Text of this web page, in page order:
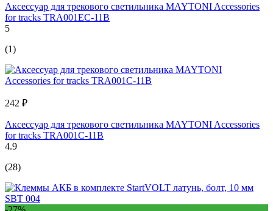
Аксессуар для трекового светильника MAYTONI Accessories
for tracks TRA001EC-11B
5
(1)
242 ₽
Аксессуар для трекового светильника MAYTONI Accessories
for tracks TRA001C-11B
4.9
(28)